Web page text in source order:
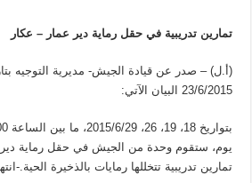
تمارين تدريبية في حقل رماية دير عمار – عكار
(أ.ل) – صدر عن قيادة الجيش- مديرية التوجيه
23/6/2015 البيان الآتي:
يوم، ستقوم وحدة من الجيش في حقل رماية دير
تمارين تدريبية تتخللها رمايات بالذخيرة الحية.-